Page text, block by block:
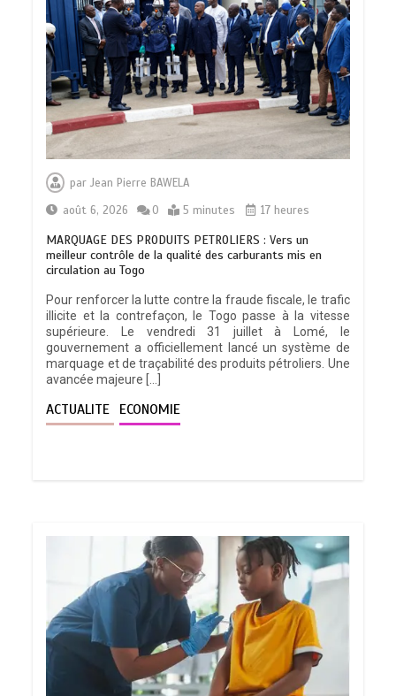
parJean Pierre BAWELA
août 6, 2026
0 5 minutes 17 heures
MARQUAGE DES PRODUITS PETROLIERS : Vers un
meilleur contrôle de la qualité des carburants mis en
circulation au Togo
Pour renforcer la lutte contre la fraude fiscale, le trafic
illicite et la contrefaçon, le Togo passe à la vitesse
supérieure. Le vendredi 31 juillet à Lomé, le
gouvernement a officiellement lancé un système de
marquage et de traçabilité des produits pétroliers. Une
avancée majeure […]
ACTUALITE ECONOMIE